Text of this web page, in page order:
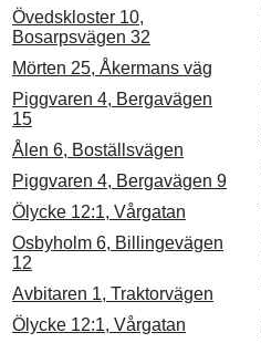
Övedskloster 10,
Bosarpsvägen 32
Mörten 25, Åkermans väg
Piggvaren 4, Bergavägen
15
Ålen 6, Boställsvägen
Piggvaren 4, Bergavägen 9
Ölycke 12:1, Vårgatan
Osbyholm 6, Billingevägen
12
Avbitaren 1, Traktorvägen
Ölycke 12:1, Vårgatan